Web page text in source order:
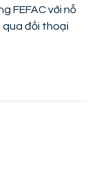
FEFAC với nỗ
qua đối thoại